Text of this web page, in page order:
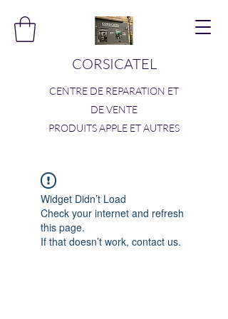
CORSICATEL
CENTRE DE REPARATION ET
DE VENTE
PRODUITS APPLE ET AUTRES
Widget Didn’t Load
Check your internet and refresh
this page.
If that doesn’t work, contact us.